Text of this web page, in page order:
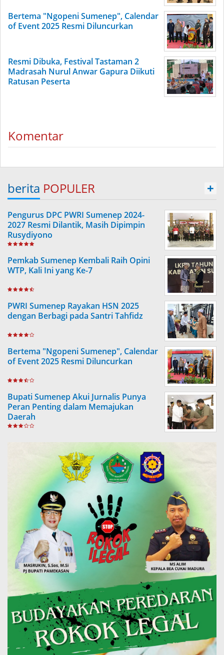
Bertema "Ngopeni Sumenep", Calendar
of Event 2025 Resmi Diluncurkan
Resmi Dibuka, Festival Tastaman 2
Madrasah Nurul Anwar Gapura Diikuti
Ratusan Peserta
Komentar
berita POPULER +
Pengurus DPC PWRI Sumenep 2024-
2027 Resmi Dilantik, Masih Dipimpin
Rusydiyono
Pemkab Sumenep Kembali Raih Opini
WTP, Kali Ini yang Ke-7
PWRI Sumenep Rayakan HSN 2025
dengan Berbagi pada Santri Tahfidz
Bertema "Ngopeni Sumenep", Calendar
of Event 2025 Resmi Diluncurkan
Bupati Sumenep Akui Jurnalis Punya
Peran Penting dalam Memajukan
Daerah